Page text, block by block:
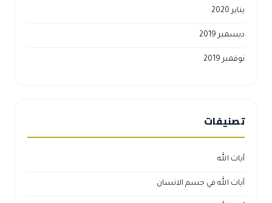
يناير 2020
ديسمبر 2019
نوفمبر 2019
تصنيفات
آيات الله
آيات الله في جسم الانسان